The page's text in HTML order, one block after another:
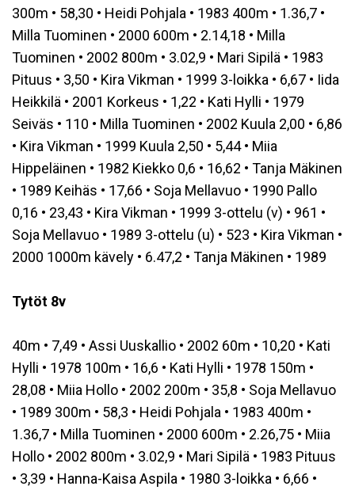
300m • 58,30 • Heidi Pohjala • 1983 400m • 1.36,7 •
Milla Tuominen • 2000 600m • 2.14,18 • Milla
Tuominen • 2002 800m • 3.02,9 • Mari Sipilä • 1983
Pituus • 3,50 • Kira Vikman • 1999 3-loikka • 6,67 • Iida
Heikkilä • 2001 Korkeus • 1,22 • Kati Hylli • 1979
Seiväs • 110 • Milla Tuominen • 2002 Kuula 2,00 • 6,86
• Kira Vikman • 1999 Kuula 2,50 • 5,44 • Miia
Hippeläinen • 1982 Kiekko 0,6 • 16,62 • Tanja Mäkinen
• 1989 Keihäs • 17,66 • Soja Mellavuo • 1990 Pallo
0,16 • 23,43 • Kira Vikman • 1999 3-ottelu (v) • 961 •
Soja Mellavuo • 1989 3-ottelu (u) • 523 • Kira Vikman •
2000 1000m kävely • 6.47,2 • Tanja Mäkinen • 1989
Tytöt 8v
40m • 7,49 • Assi Uuskallio • 2002 60m • 10,20 • Kati
Hylli • 1978 100m • 16,6 • Kati Hylli • 1978 150m •
28,08 • Miia Hollo • 2002 200m • 35,8 • Soja Mellavuo
• 1989 300m • 58,3 • Heidi Pohjala • 1983 400m •
1.36,7 • Milla Tuominen • 2000 600m • 2.26,75 • Miia
Hollo • 2002 800m • 3.02,9 • Mari Sipilä • 1983 Pituus
• 3,39 • Hanna-Kaisa Aspila • 1980 3-loikka • 6,66 •